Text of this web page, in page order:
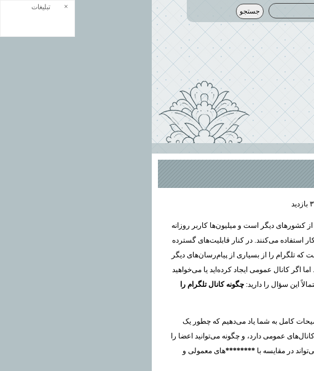
کشورهای دیگر است و میلیون‌ها کاربر روزانه
استفاده می‌کنند. در کنار قابلیت‌های گسترده
که تلگرام را از بسیاری از پیام‌رسان‌های دیگر
اگر کانال عمومی ایجاد کرده‌اید یا می‌خواهید
این سؤال را دارید:چگونه کانال تلگرام را
کامل به شما یاد می‌دهیم که چطور یک
عمومی دارد، و چگونه می‌توانید اعضا را
در مقایسه با********‌های معمولی و
تبلیغات ×